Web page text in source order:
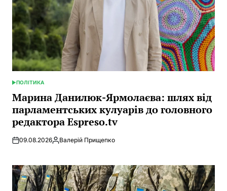
POSTED
IN
ПОЛІТИКА
Марина Данилюк-Ярмолаєва: шлях від
парламентських кулуарів до головного
редактора Espreso.tv
09.08.2026Posted
Валерій Прищепко